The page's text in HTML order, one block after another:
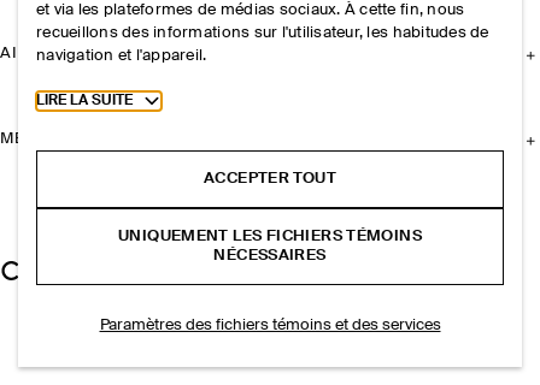
AIDE
MENTIONS LÉGALES
et via les plateformes de médias sociaux. À cette fin, nous
recueillons des informations sur l'utilisateur, les habitudes de
navigation et l'appareil.
Toggle more cookie information
LIRE LA SUITE
ACCEPTER TOUT
UNIQUEMENT LES FICHIERS TÉMOINS
NÉCESSAIRES
Paramètres des fichiers témoins et des services